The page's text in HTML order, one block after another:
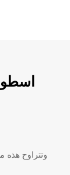
وتتراوح هذه